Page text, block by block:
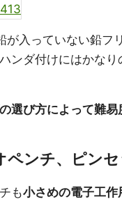
が入っていない鉛フ
ンダ付けにはかな
選び方によって難易
ペンチ、ピンセ
も小さめの電子工作